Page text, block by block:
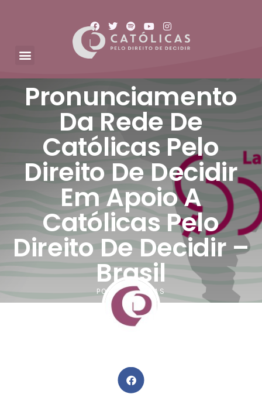
Pronunciamento
Da Rede De
Católicas Pelo
Direito De Decidir
Em Apoio A
Católicas Pelo
Direito De Decidir –
Brasil
POR CATOLICAS